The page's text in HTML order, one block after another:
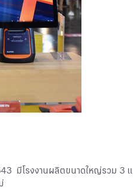
มีโรงงานผลิตขนาดใหญ่รวม 3 แ